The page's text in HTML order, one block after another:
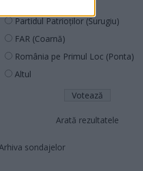
Partidul Patrioților (Surugiu)
FAR (Coarnă)
România pe Primul Loc (Ponta)
Altul
Arată rezultatele
sondajelor